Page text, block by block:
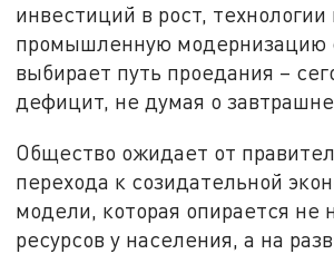
инвестиций в рост, технологии
промышленную модернизацию
выбирает путь проедания –
дефицит, не думая о
Общество ожидает от
перехода к созидательной
модели, которая опирается не
ресурсов у населения, а на